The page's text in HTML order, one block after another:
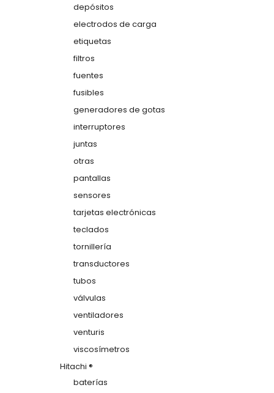
depósitos
electrodos de carga
etiquetas
filtros
fuentes
fusibles
generadores de gotas
interruptores
juntas
otras
pantallas
sensores
tarjetas electrónicas
teclados
tornillería
transductores
tubos
válvulas
ventiladores
venturis
viscosímetros
Hitachi ®
baterías